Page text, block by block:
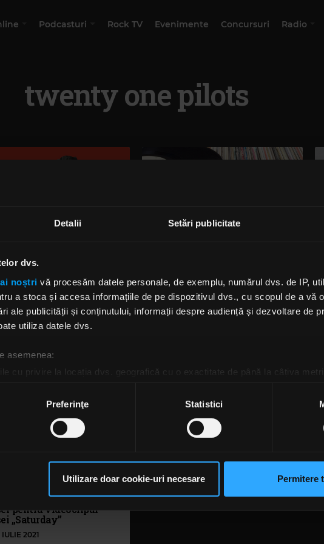
Detalii Setări publicitate
dvs.
noștri vă procesăm datele personale, de exemplu, numărul dvs. de IP,
a stoca și accesa informațiile de pe dispozitivul dvs., cu scopul de a vă
ale publicității și conținutului, informații despre audiență și dezvoltare de
utiliza datele dvs.
asemenea:
cu privire la locația dvs. geografică cu o exactitate de până la câțiva metri
procesarea datelor dvs. personale și configurați-vă preferințele la
oricând acordul din Declarația despre modulele cookie.
partenerilor de rețele sociale, de publicitate și de analize informații cu
le pot combina cu alte informații oferite de dvs. sau culese în urma
Preferinţe Statistici
Utilizare doar cookie-uri necesare Permitere
Podcasturi Rock TV Evenimente Concursuri Radio
twenty one pilots
One Pilots, nou
si mega-turneu
Noutățile din rock: albume și
single-uri noi, atât în rock-ul
internațional, cât și în cel
românesc
one pilots ne aduc un
pentru videoclipul
„Saturday”
IULIE 2021